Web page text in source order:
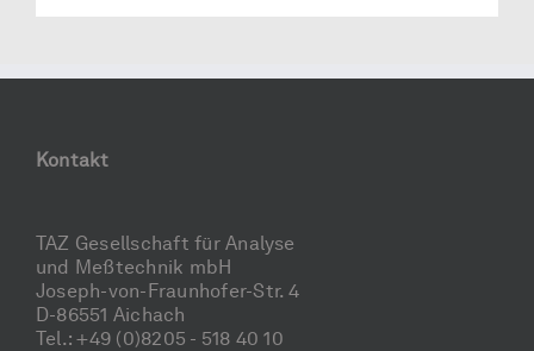
Kontakt
TAZ Gesellschaft für Analyse
und Meßtechnik mbH
Joseph-von-Fraunhofer-Str. 4
D-86551 Aichach
Tel.: +49 (0)8205 - 518 40 10